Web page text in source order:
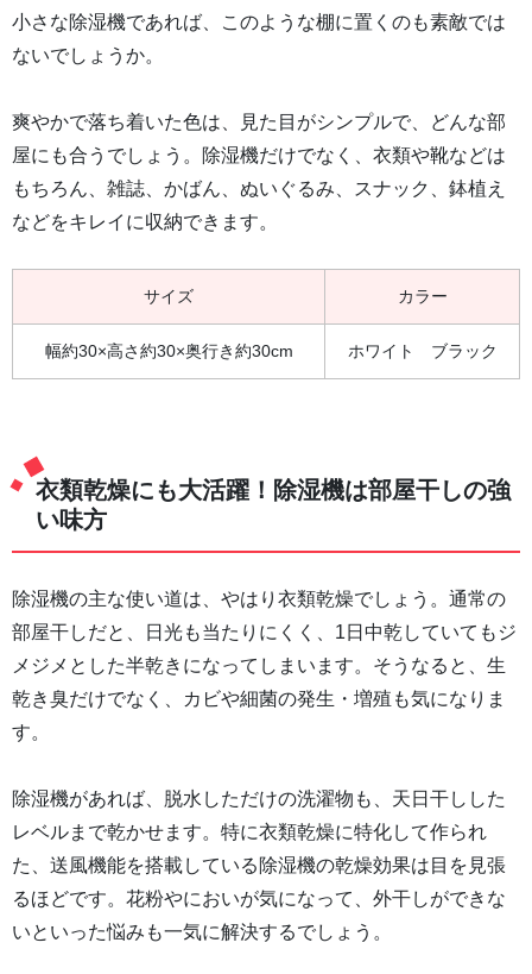
小さな除湿機であれば、このような棚に置くのも素敵では
ないでしょうか。
爽やかで落ち着いた色は、見た目がシンプルで、どんな部
屋にも合うでしょう。除湿機だけでなく、衣類や靴などは
もちろん、雑誌、かばん、ぬいぐるみ、スナック、鉢植え
などをキレイに収納できます。
サイズ カラー
幅約30×高さ約30×奥行き約30cm ホワイト ブラック
衣類乾燥にも大活躍！除湿機は部屋干しの強
い味方
除湿機の主な使い道は、やはり衣類乾燥でしょう。通常の
部屋干しだと、日光も当たりにくく、1日中乾していてもジ
メジメとした半乾きになってしまいます。そうなると、生
乾き臭だけでなく、カビや細菌の発生・増殖も気になりま
す。
除湿機があれば、脱水しただけの洗濯物も、天日干しした
レベルまで乾かせます。特に衣類乾燥に特化して作られ
た、送風機能を搭載している除湿機の乾燥効果は目を見張
るほどです。花粉やにおいが気になって、外干しができな
いといった悩みも一気に解決するでしょう。